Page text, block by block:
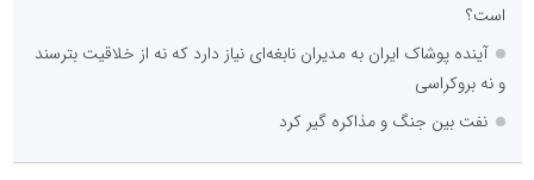
است؟
آینده پوشاک ایران به مدیران نابغه‌ای نیاز دارد که نه از خلاقیت بترسند
و نه بروکراسی
نفت بین جنگ و مذاکره گیر کرد